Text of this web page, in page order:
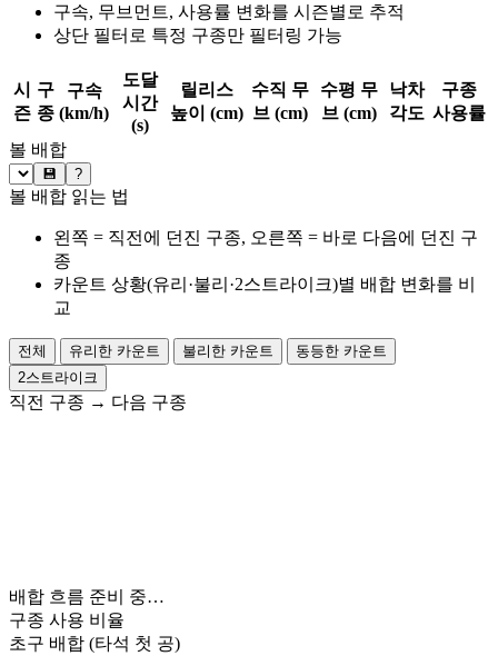
구속, 무브먼트, 사용률 변화를 시즌별로 추적
상단 필터로 특정 구종만 필터링 가능
시
즌
구
종
구속
(km/h)
도달
시간
(s)
릴리스
높이 (cm)
수직 무
브 (cm)
수평 무
브 (cm)
낙차
각도
구종
사용률
볼 배합
💾 ?
볼 배합 읽는 법
왼쪽 = 직전에 던진 구종, 오른쪽 = 바로 다음에 던진 구
종
카운트 상황(유리·불리·2스트라이크)별 배합 변화를 비
교
전체 유리한 카운트 불리한 카운트
동등한 카운트
2스트라이크
직전 구종 → 다음 구종
배합 흐름 준비 중…
구종 사용 비율
초구 배합 (타석 첫 공)